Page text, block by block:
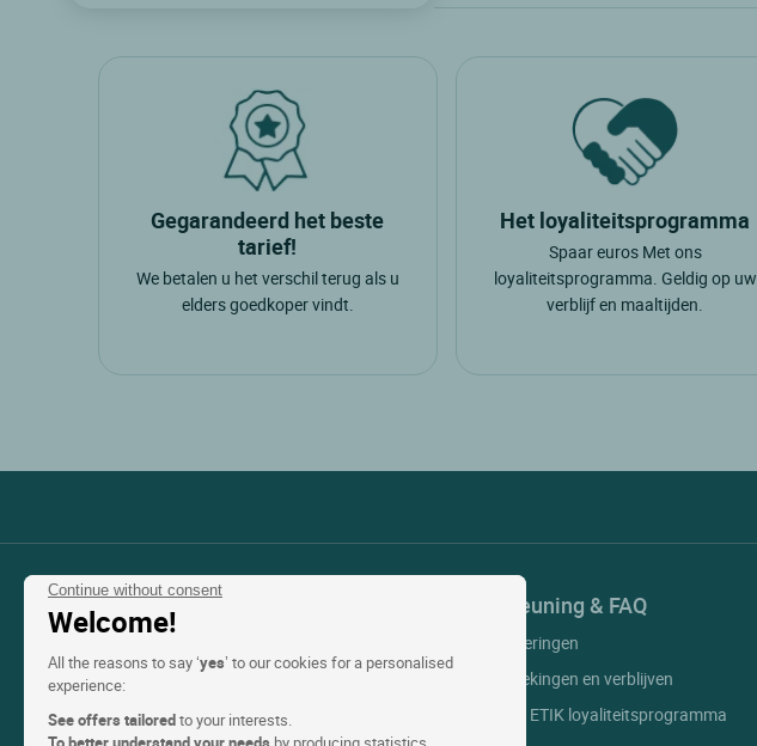
Continue without consent
Welcome!
All the reasons to say ‘yes’ to our cookies for a personalised
experience:
See offers tailoredto your interests.
Multimedia
Restaurantbeleving
Verblijftips
arrangementen voor gezinnen
fiets
5
ski
5
Gegarandeerd het beste
tarief!
We betalen u het verschil terug als u
elders goedkoper vindt.
Het loyaliteitsprogramma
Spaar euros Met ons
loyaliteitsprogramma. Geldig op uw
verblijf en maaltijden.
Contact opnemen met de
klantenservice
+33(0)1 45 84 83 84
Maandag tot vrijdag en feestdagen:
Ondersteuning & FAQ
Mijn reserveringen
Hulp bij boekingen en verblijven
Hulp bij het ETIK loyaliteitsprogramma